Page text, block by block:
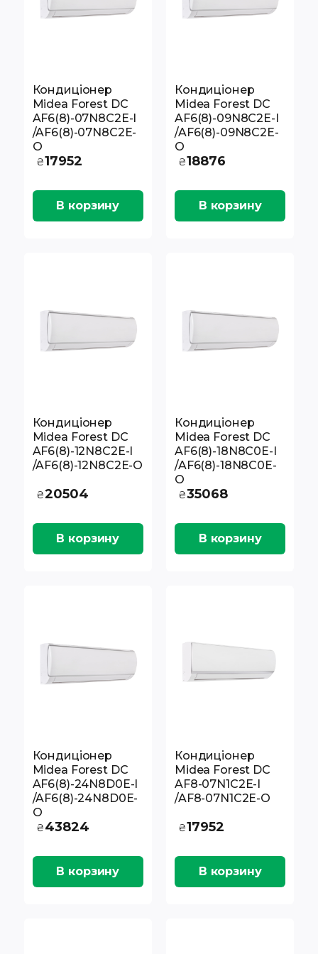
Кондиціонер
Midea Forest DC
AF6(8)-07N8C2E-I
/AF6(8)-07N8C2E-
O
₴17952
В корзину
Кондиціонер
Midea Forest DC
AF6(8)-09N8C2E-I
/AF6(8)-09N8C2E-
O
₴18876
В корзину
Кондиціонер
Midea Forest DC
AF6(8)-12N8C2E-I
/AF6(8)-12N8C2E-O
₴20504
В корзину
Кондиціонер
Midea Forest DC
AF6(8)-18N8C0E-I
/AF6(8)-18N8C0E-
O
₴35068
В корзину
Кондиціонер
Midea Forest DC
AF6(8)-24N8D0E-I
/AF6(8)-24N8D0E-
O
₴43824
В корзину
Кондиціонер
Midea Forest DC
AF8-07N1C2E-I
/AF8-07N1C2E-O
₴17952
В корзину